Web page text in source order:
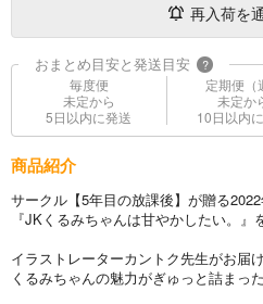
再入荷を
おまとめ目安と発送目安 ?
毎度便
未定から
5日以内に発送
定期便（
未定か
10日以内
商品紹介
サークル【5年目の放課後】が贈る2022
『JKくるみちゃんは甘やかしたい。』
イラストレーターカントク先生がお届け
くるみちゃんの魅力がぎゅっと詰まっ